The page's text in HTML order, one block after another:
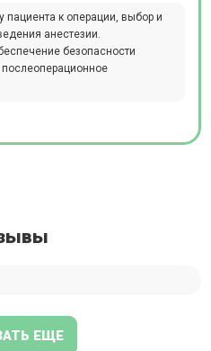
пациента к операции, выбор и
анестезии.
безопасности
ЕЩЕ